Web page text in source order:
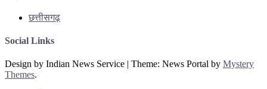
छत्तीसगढ़
Social Links
Design by Indian News Service | Theme: News Portal by Mystery
Themes.